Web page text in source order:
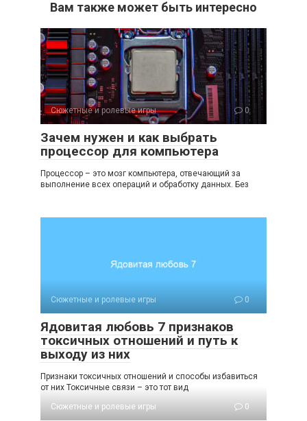
Вам также может быть интересно
Сюжетные и ролевые игры 0
Зачем нужен и как выбрать
процессор для компьютера
Процессор – это мозг компьютера, отвечающий за
выполнение всех операций и обработку данных. Без
Сюжетные и ролевые игры 0
Ядовитая любовь 7 признаков
токсичных отношений и путь к
выходу из них
Признаки токсичных отношений и способы избавиться
от них Токсичные связи – это тот вид
Сюжетные и ролевые игры
0